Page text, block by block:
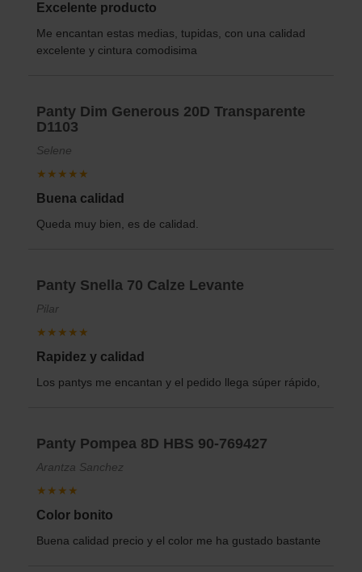
Excelente producto
Me encantan estas medias, tupidas, con una calidad
excelente y cintura comodisima
Panty Dim Generous 20D Transparente
D1103
Selene
★★★★★
Buena calidad
Queda muy bien, es de calidad.
Panty Snella 70 Calze Levante
Pilar
★★★★★
Rapidez y calidad
Los pantys me encantan y el pedido llega súper rápido,
Panty Pompea 8D HBS 90-769427
Arantza Sanchez
★★★★
Color bonito
Buena calidad precio y el color me ha gustado bastante